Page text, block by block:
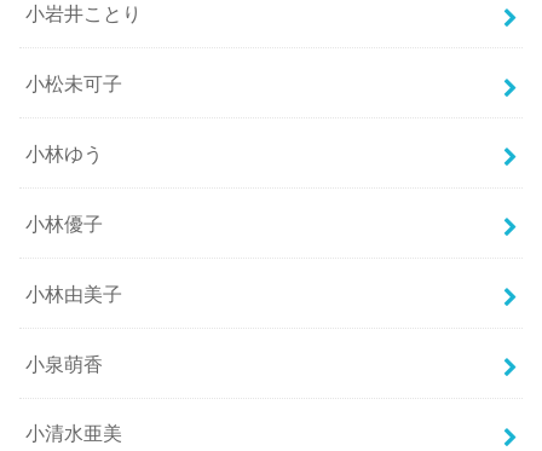
小岩井ことり
小松未可子
小林ゆう
小林優子
小林由美子
小泉萌香
小清水亜美